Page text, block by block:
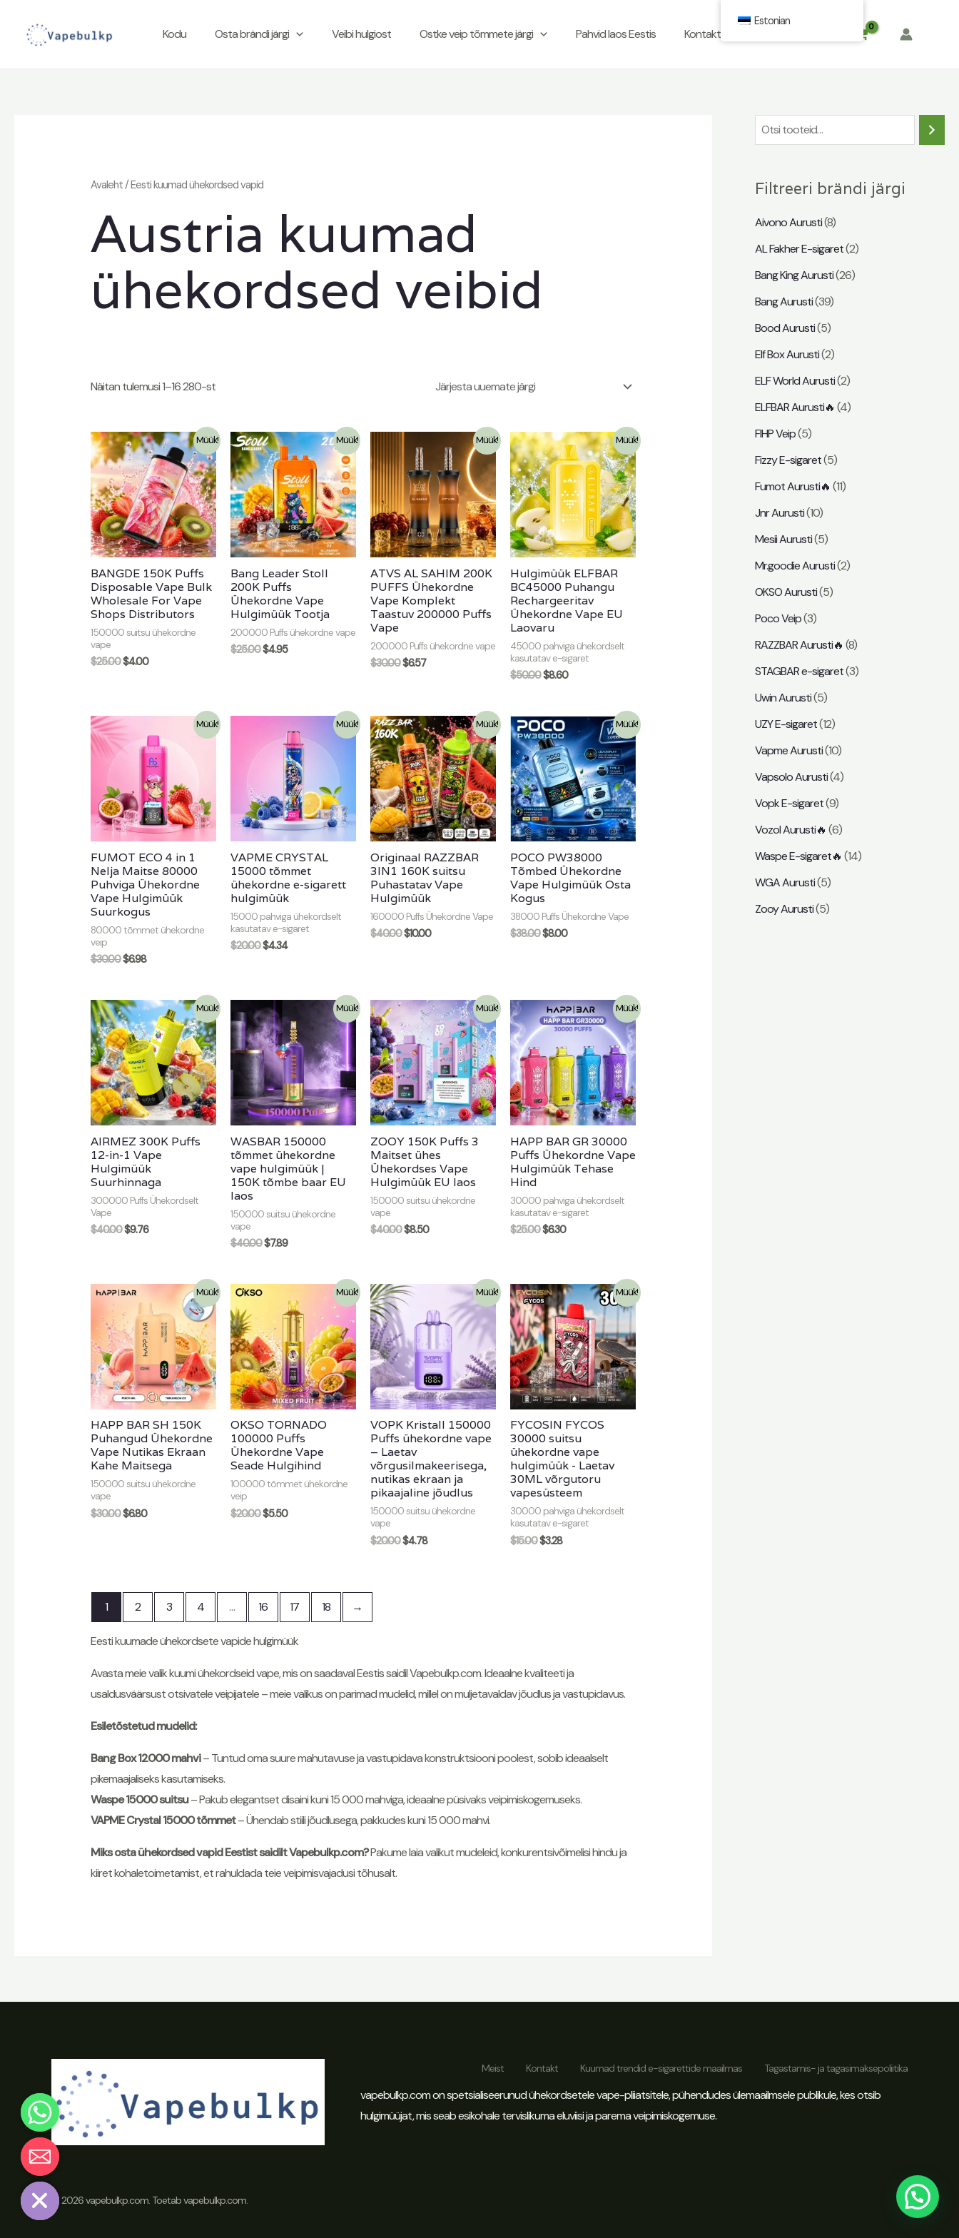
Kodu Osta brändi järgi Veibi hulgiost Ostke veip tõmmete järgi Pahvid laos Eestis Kontakt
Avaleht/ Eesti kuumad ühekordsed vapid
Austria kuumad
ühekordsed veibid
Näitan tulemusi 1–16 280-st
Müük!
BANGDE 150K Puffs
Disposable Vape Bulk
Wholesale For Vape
Shops Distributors
150000 suitsu ühekordne
vape
$25.00$4.00
Müük!
Bang Leader Stoll
200K Puffs
Ühekordne Vape
Hulgimüük Tootja
200000 Puffs ühekordne vape
$25.00$4.95
Müük!
ATVS AL SAHIM 200K
PUFFS Ühekordne
Vape Komplekt
Taastuv 200000 Puffs
Vape
200000 Puffs ühekordne vape
$30.00$6.57
Müük!
Hulgimüük ELFBAR
BC45000 Puhangu
Rechargeeritav
Ühekordne Vape EU
Laovaru
45000 pahviga ühekordselt
kasutatav e-sigaret
$50.00$8.60
Müük!
FUMOT ECO 4 in 1
Nelja Maitse 80000
Puhviga Ühekordne
Vape Hulgimüük
Suurkogus
80000 tõmmet ühekordne
veip
$30.00$6.98
Müük!
VAPME CRYSTAL
15000 tõmmet
ühekordne e-sigarett
hulgimüük
15000 pahviga ühekordselt
kasutatav e-sigaret
$20.00$4.34
Müük!
Originaal RAZZBAR
3IN1 160K suitsu
Puhastatav Vape
Hulgimüük
160000 Puffs Ühekordne Vape
$40.00$10.00
Müük!
POCO PW38000
Tõmbed Ühekordne
Vape Hulgimüük Osta
Kogus
38000 Puffs Ühekordne Vape
$38.00$8.00
Müük!
AIRMEZ 300K Puffs
12-in-1 Vape
Hulgimüük
Suurhinnaga
300000 Puffs Ühekordselt
Vape
$40.00$9.76
Müük!
WASBAR 150000
tõmmet ühekordne
vape hulgimüük |
150K tõmbe baar EU
laos
150000 suitsu ühekordne
vape
$40.00$7.89
Müük!
ZOOY 150K Puffs 3
Maitset ühes
Ühekordses Vape
Hulgimüük EU laos
150000 suitsu ühekordne
vape
$40.00$8.50
Müük!
HAPP BAR GR 30000
Puffs Ühekordne Vape
Hulgimüük Tehase
Hind
30000 pahviga ühekordselt
kasutatav e-sigaret
$25.00$6.30
Müük!
HAPP BAR SH 150K
Puhangud Ühekordne
Vape Nutikas Ekraan
Kahe Maitsega
150000 suitsu ühekordne
vape
$30.00$6.80
Müük!
OKSO TORNADO
100000 Puffs
Ühekordne Vape
Seade Hulgihind
100000 tõmmet ühekordne
veip
$20.00$5.50
Müük!
VOPK Kristall 150000
Puffs ühekordne vape
– Laetav
võrgusilmakeerisega,
nutikas ekraan ja
pikaajaline jõudlus
150000 suitsu ühekordne
vape
$20.00$4.78
Müük!
FYCOSIN FYCOS
30000 suitsu
ühekordne vape
hulgimüük - Laetav
30ML võrgutoru
vapesüsteem
30000 pahviga ühekordselt
kasutatav e-sigaret
$15.00$3.28
1 2 3 4 … 16 17 18 →
Eesti kuumade ühekordsete vapide hulgimüük
Avasta meie valik kuumi ühekordseid vape, mis on saadaval Eestis saidil Vapebulkp.com. Ideaalne kvaliteeti ja
usaldusväärsust otsivatele veipijatele – meie valikus on parimad mudelid, millel on muljetavaldav jõudlus ja vastupidavus.
Esiletõstetud mudelid:
Bang Box 12000 mahvi– Tuntud oma suure mahutavuse ja vastupidava konstruktsiooni poolest, sobib ideaalselt
pikemaajaliseks kasutamiseks.
Waspe 15000 suitsu– Pakub elegantset disaini kuni 15 000 mahviga, ideaalne püsivaks veipimiskogemuseks.
VAPME Crystal 15000 tõmmet– Ühendab stiili jõudlusega, pakkudes kuni 15 000 mahvi.
Miks osta ühekordsed vapid Eestist saidilt Vapebulkp.com?Pakume laia valikut mudeleid, konkurentsivõimelisi hindu ja
kiiret kohaletoimetamist, et rahuldada teie veipimisvajadusi tõhusalt.
O
t
n
Filtreeri brändi järgi
Aivono Aurusti(8)
AL Fakher E-sigaret(2)
Bang King Aurusti(26)
Bang Aurusti(39)
Bood Aurusti(5)
Elf Box Aurusti(2)
ELF World Aurusti(2)
ELFBAR Aurusti🔥 (4)
FIHP Veip(5)
Fizzy E-sigaret(5)
Fumot Aurusti🔥 (11)
Jnr Aurusti(10)
Mesii Aurusti(5)
Mr.goodie Aurusti(2)
OKSO Aurusti(5)
Poco Veip(3)
RAZZBAR Aurusti🔥 (8)
STAGBAR e-sigaret(3)
Uwin Aurusti(5)
UZY E-sigaret(12)
Vapme Aurusti(10)
Vapsolo Aurusti(4)
Vopk E-sigaret(9)
Vozol Aurusti🔥 (6)
Waspe E-sigaret🔥 (14)
WGA Aurusti(5)
Zooy Aurusti(5)
Meist Kontakt Kuumad trendid e-sigarettide maailmas Tagastamis- ja tagasimaksepoliitika
vapebulkp.com on spetsialiseerunud ühekordsetele vape-pliiatsitele, pühendudes ülemaailmsele publikule, kes otsib
hulgimüüjat, mis seab esikohale tervislikuma eluviisi ja parema veipimiskogemuse.
© 2026 vapebulkp.com. Toetab vapebulkp.com.
Estonian
Tere! Võta Mandyga WhatsAppi kaudu
ühendust uue tellimuse kupongi
Hide
Chaty